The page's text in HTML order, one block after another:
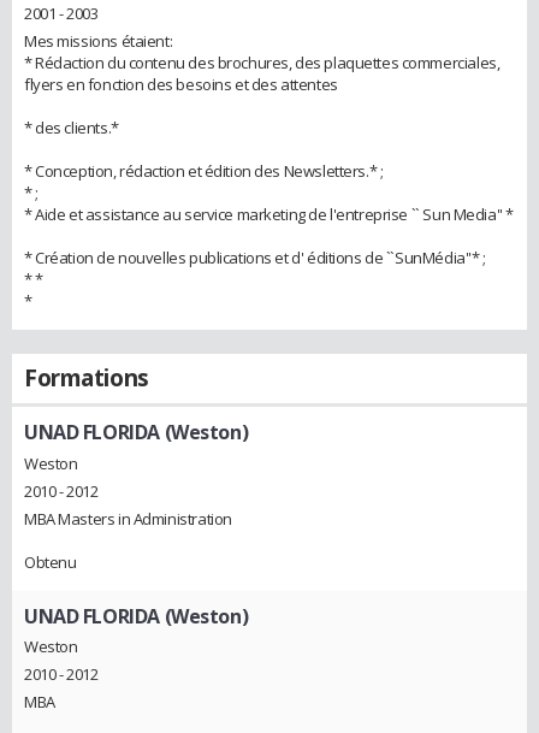
2001 - 2003
Mes missions étaient:
* Rédaction du contenu des brochures, des plaquettes commerciales,
flyers en fonction des besoins et des attentes
* des clients.*
* Conception, rédaction et édition des Newsletters.* ;
* ;
* Aide et assistance au service marketing de l'entreprise `` Sun Media'' *
* Création de nouvelles publications et d' éditions de ``SunMédia''* ;
* *
*
Formations
UNAD FLORIDA (Weston)
Weston
2010 - 2012
MBA Masters in Administration
Obtenu
UNAD FLORIDA (Weston)
Weston
2010 - 2012
MBA